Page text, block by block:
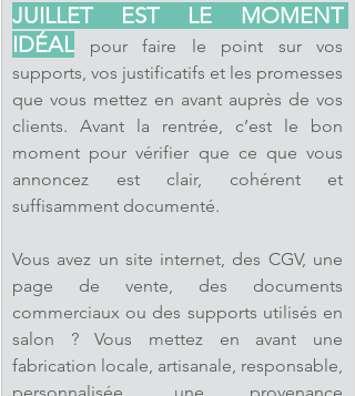
JUILLET EST LE MOMENT
IDÉAL
pour faire le point sur vos
supports, vos justificatifs et les promesses
que vous mettez en avant auprès de vos
clients. Avant la rentrée, c’est le bon
moment pour vérifier que ce que vous
annoncez est clair, cohérent et
suffisamment documenté.
Vous avez un site internet, des CGV, une
page de vente, des documents
commerciaux ou des supports utilisés en
salon ? Vous mettez en avant une
fabrication locale, artisanale, responsable,